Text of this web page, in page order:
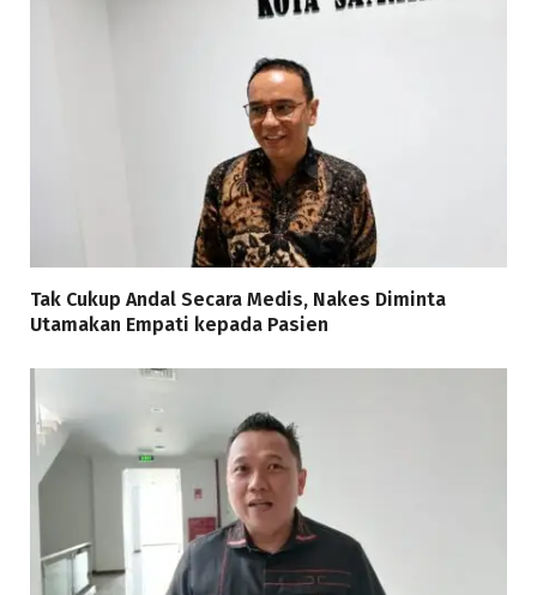
Tak Cukup Andal Secara Medis, Nakes Diminta
Utamakan Empati kepada Pasien